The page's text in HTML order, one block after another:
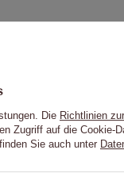
Partikel
Muster
an.
des Designs zu
Die Richtlinien
Zugriff auf die
Sie auch unter